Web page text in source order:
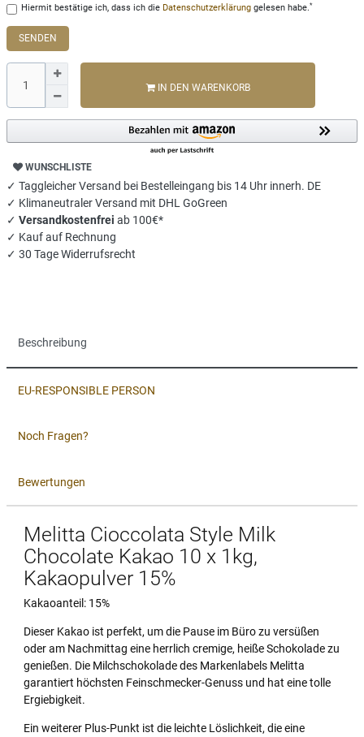
Hiermit bestätige ich, dass ich die Daten­schutz­erklärunggelesen habe.*
SENDEN
IN DEN WARENKORB
WUNSCHLISTE
✓ Taggleicher Versand bei Bestelleingang bis 14 Uhr innerh. DE
✓ Klimaneutraler Versand mit DHL GoGreen
✓ Versandkostenfrei ab 100€*
✓ Kauf auf Rechnung
✓ 30 Tage Widerrufsrecht
Beschreibung
EU-RESPONSIBLE PERSON
Noch Fragen?
Bewertungen
Melitta Cioccolata Style Milk
Chocolate Kakao 10 x 1kg,
Kakaopulver 15%
Kakaoanteil: 15%
Dieser Kakao ist perfekt, um die Pause im Büro zu versüßen
oder am Nachmittag eine herrlich cremige, heiße Schokolade zu
genießen. Die Milchschokolade des Markenlabels Melitta
garantiert höchsten Feinschmecker-Genuss und hat eine tolle
Ergiebigkeit.
Ein weiterer Plus-Punkt ist die leichte Löslichkeit, die eine